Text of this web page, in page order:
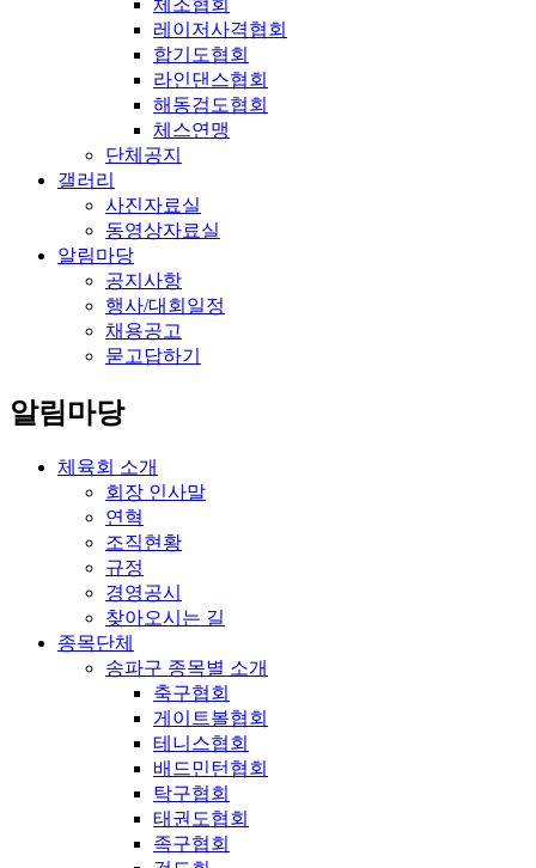
체조협회
레이저사격협회
합기도협회
라인댄스협회
해동검도협회
체스연맹
단체공지
갤러리
사진자료실
동영상자료실
알림마당
공지사항
행사/대회일정
채용공고
묻고답하기
알림마당
체육회 소개
회장 인사말
연혁
조직현황
규정
경영공시
찾아오시는 길
종목단체
송파구 종목별 소개
축구협회
게이트볼협회
테니스협회
배드민턴협회
탁구협회
태권도협회
족구협회